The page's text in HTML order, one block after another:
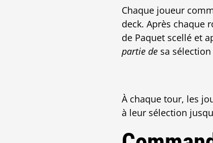
Chaque joueur
deck. Après chaque
de Paquet scellé et
partie de sa
À chaque tour, les
à leur sélection